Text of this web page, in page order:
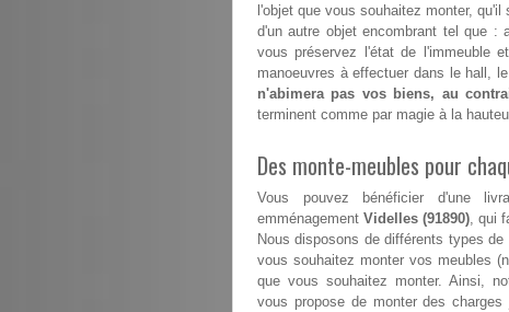
l'objet que vous souhaitez monter,
d'un autre objet encombrant tel que :
vous préservez l'état de l'immeuble
manoeuvres à effectuer dans le hall,
n'abimera pas vos biens, au
terminent comme par magie à la
Des monte-meubles pour
Vous pouvez bénéficier d'une
emménagement Videlles (91890), qui
Nous disposons de différents types
vous souhaitez monter vos meubles
que vous souhaitez monter. Ainsi,
vous propose de monter des charges